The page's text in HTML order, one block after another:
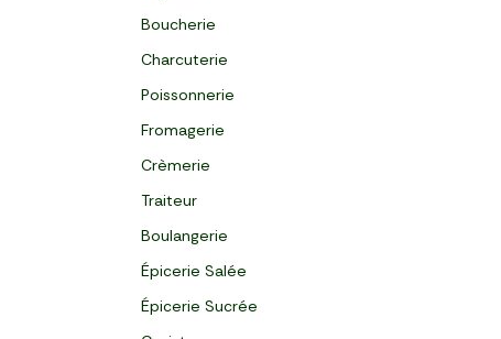
Boucherie
Charcuterie
Poissonnerie
Fromagerie
Crèmerie
Traiteur
Boulangerie
Épicerie Salée
Épicerie Sucrée